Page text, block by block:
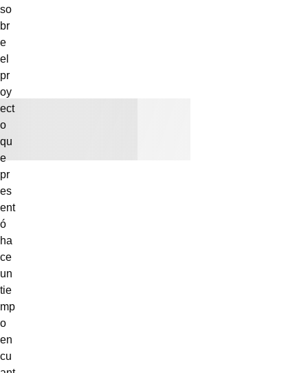
so
br
e
el
pr
oy
ect
o
qu
e
pr
es
ent
ó
ha
ce
un
tie
mp
o
en
cu